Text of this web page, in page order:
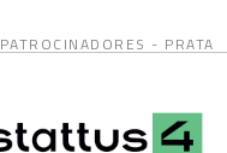
PATROCINADORES - PRATA